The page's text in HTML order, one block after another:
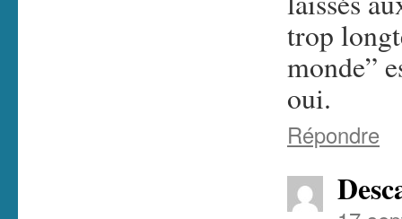
trop
monde”
oui.
Répondre